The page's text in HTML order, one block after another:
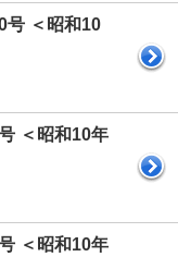
号 ＜昭和10
＜昭和10年
＜昭和10年